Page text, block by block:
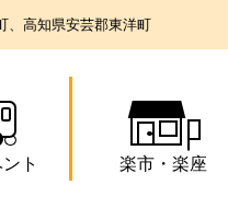
、高知県安芸郡東洋町
ト 楽市・楽座